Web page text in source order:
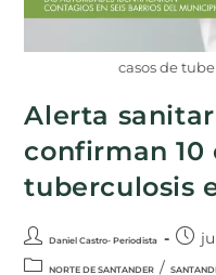
casos de
Alerta
confirman 10
tuberculosis
Daniel Castro- Periodista
NORTE DE SANTANDER /